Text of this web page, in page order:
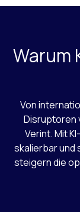
Warum
Von
Disruptoren
Verint. Mit
skalierbar und
steigern die